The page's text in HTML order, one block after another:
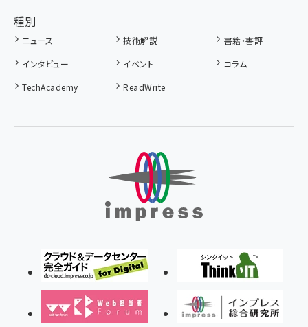
種別
ニュース 技術解説
書籍・書評
インタビュー
イベント
コラム
TechAcademy
ReadWrite